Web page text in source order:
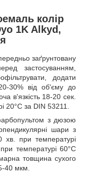
колір
1K Alkyd,
заґрунтовану
застосуванням,
додати
30% від об'єму до
в'язкість 18-20 сек.
20°C за DIN 53211.
з дюзою
шари з
при температурі
температурі 60°C
товщина сухого
40 мкм.